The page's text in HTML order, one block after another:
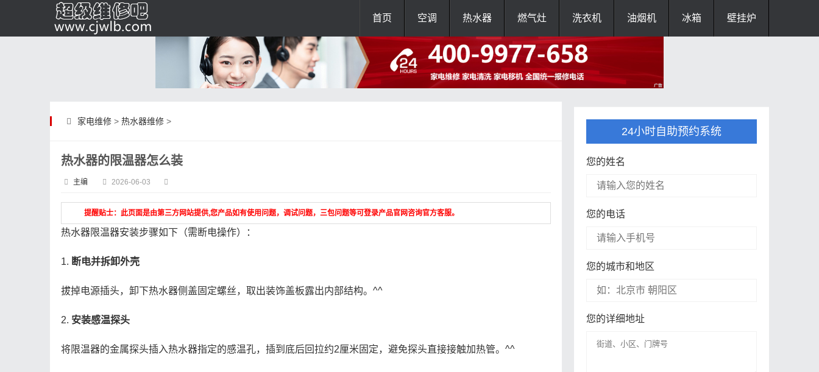
首页 空调 热水器 燃气灶 洗衣机 油烟机 冰箱 壁挂炉
家电维修> 热水器维修>
热水器的限温器怎么装
主编 2026-06-03
提醒贴士：此页面是由第三方网站提供,您产品如有使用问题，调试问题，三包问题等可登录产品官网咨询官方客服。
热水器限温器安装步骤如下（需断电操作）：
1. 断电并拆卸外壳
拔掉电源插头，卸下热水器侧盖固定螺丝，取出装饰盖板露出内部结构。^^
2. 安装感温探头
将限温器的金属探头插入热水器指定的感温孔，插到底后回拉约2厘米固定，避免探头直接接触加热管。^^
24小时自助预约系统
您的姓名
您的电话
您的城市和地区
您的详细地址